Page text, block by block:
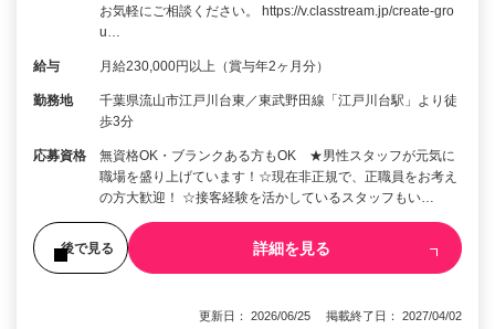
お気軽にご相談ください。 https://v.classtream.jp/create-gro
u…
給与 月給230,000円以上（賞与年2ヶ月分）
勤務地
千葉県流山市江戸川台東／東武野田線「江戸川台駅」より徒
歩3分
応募資格
無資格OK・ブランクある方もOK ★男性スタッフが元気に
職場を盛り上げています！☆現在非正規で、正職員をお考え
の方大歓迎！ ☆接客経験を活かしているスタッフもい…
後で見る 詳細を見る
更新日： 2026/06/25 掲載終了日： 2027/04/02